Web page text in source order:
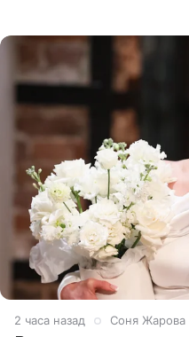
2 часа назад Соня Жарова